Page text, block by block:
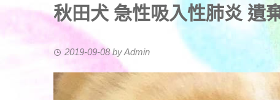
秋田犬 急性吸入性肺炎 遺
2019-09-08byAdmin